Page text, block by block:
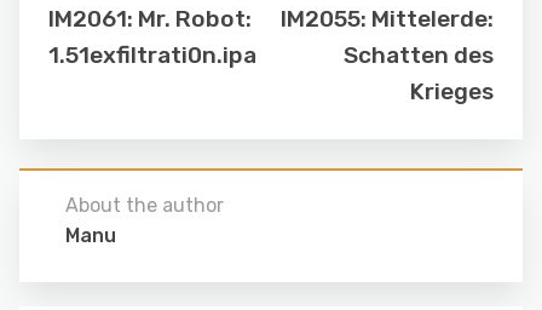
IM2061: Mr. Robot:
1.51exfiltrati0n.ipa
IM2055: Mittelerde:
Schatten des
Krieges
About the author
Manu